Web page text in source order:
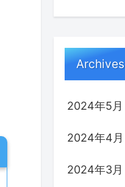
Archives
2024年5月
2024年4月
2024年3月